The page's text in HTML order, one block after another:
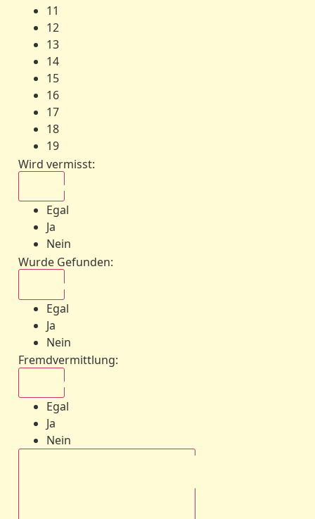
11
12
13
14
15
16
17
18
19
Wird vermisst:
Egal
Ja
Nein
Wurde Gefunden:
Egal
Ja
Nein
Fremdvermittlung:
Egal
Ja
Nein